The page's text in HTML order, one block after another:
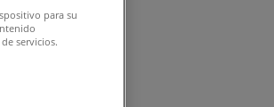
para su
servicios.